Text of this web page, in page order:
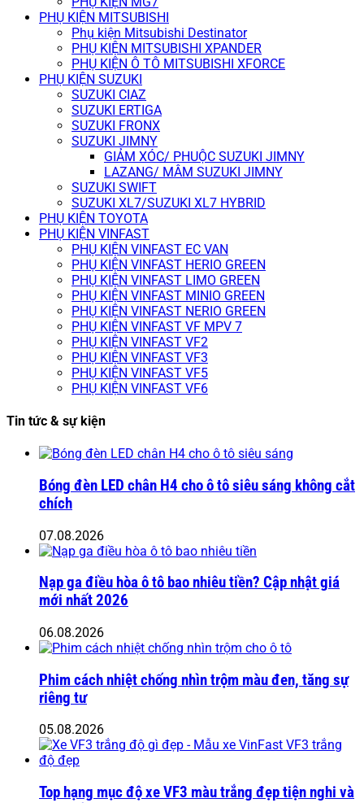
PHỤ KIỆN MITSUBISHI
Phụ kiện Mitsubishi Destinator
PHỤ KIỆN MITSUBISHI XPANDER
PHỤ KIỆN Ô TÔ MITSUBISHI XFORCE
PHỤ KIỆN SUZUKI
SUZUKI CIAZ
SUZUKI ERTIGA
SUZUKI FRONX
SUZUKI JIMNY
GIẢM XÓC/ PHUỘC SUZUKI JIMNY
LAZANG/ MÂM SUZUKI JIMNY
SUZUKI SWIFT
SUZUKI XL7/SUZUKI XL7 HYBRID
PHỤ KIỆN TOYOTA
PHỤ KIỆN VINFAST
PHỤ KIỆN VINFAST EC VAN
PHỤ KIỆN VINFAST HERIO GREEN
PHỤ KIỆN VINFAST LIMO GREEN
PHỤ KIỆN VINFAST MINIO GREEN
PHỤ KIỆN VINFAST NERIO GREEN
PHỤ KIỆN VINFAST VF MPV 7
PHỤ KIỆN VINFAST VF2
PHỤ KIỆN VINFAST VF3
PHỤ KIỆN VINFAST VF5
PHỤ KIỆN VINFAST VF6
Tin tức & sự kiện
Bóng đèn LED chân H4 cho ô tô siêu sáng không cắt
chích
07.08.2026
Nạp ga điều hòa ô tô bao nhiêu tiền? Cập nhật giá
mới nhất 2026
06.08.2026
Phim cách nhiệt chống nhìn trộm màu đen, tăng sự
riêng tư
05.08.2026
Top hạng mục độ xe VF3 màu trắng đẹp tiện nghi và